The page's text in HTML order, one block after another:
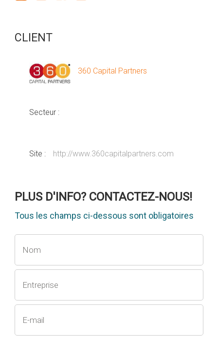
CLIENT
360 Capital Partners
Secteur :
Site : http://www.360capitalpartners.com
PLUS D'INFO? CONTACTEZ-NOUS!
Tous les champs ci-dessous sont obligatoires